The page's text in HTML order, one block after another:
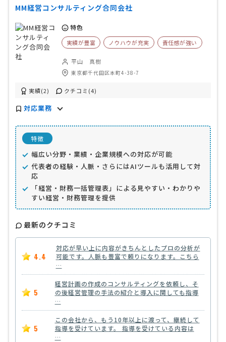
MM経営コンサルティング合同会社
特色
実績が豊富 ノウハウが充実 責任感が強い
平山 真樹
東京都千代田区本町4-38-7
実績(2) クチコミ(4)
対応業務
特徴
幅広い分野・業績・企業規模への対応が可能
代表者の経験・人脈・さらにはAIツールも活用して対
応
「経営・財務一括管理表」による見やすい・わかりや
すい経営・財務管理を提供
最新のクチコミ
4.4
対応が早い上に内容がきちんとしたプロの分析が
可能です。人脈も豊富で頼りになります。こちら
…
5
経営計画の作成のコンサルティングを依頼し、そ
の後経営管理の手法の紹介と導入に関しても指導
…
5
この会社から、もう10年以上に渡って、継続して
指導を受けています。 指導を受けている内容は
…